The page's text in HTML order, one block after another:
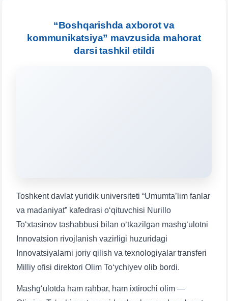
“Boshqarishda axborot va
kommunikatsiya” mavzusida mahorat
darsi tashkil etildi
Toshkent davlat yuridik universiteti “Umumta’lim fanlar
va madaniyat” kafedrasi o‘qituvchisi Nurillo
To‘xtasinov tashabbusi bilan o‘tkazilgan mashg‘ulotni
Innovatsion rivojlanish vazirligi huzuridagi
Innovatsiyalarni joriy qilish va texnologiyalar transferi
Milliy ofisi direktori Olim To‘ychiyev olib bordi.
Mashg‘ulotda ham rahbar, ham ixtirochi olim —
chatiga xush kelibsiz.
Qabul bo'yicha murojaatlaringizni ushbu